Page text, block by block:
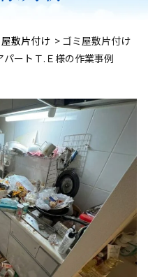
敷片付け > ゴミ屋敷片付け
パートＴ.Ｅ様の作業事例